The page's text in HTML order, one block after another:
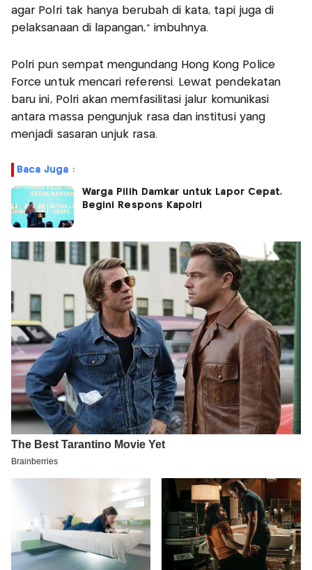
agar Polri tak hanya berubah di kata, tapi juga di
pelaksanaan di lapangan," imbuhnya.
Polri pun sempat mengundang Hong Kong Police
Force untuk mencari referensi. Lewat pendekatan
baru ini, Polri akan memfasilitasi jalur komunikasi
antara massa pengunjuk rasa dan institusi yang
menjadi sasaran unjuk rasa.
Baca Juga :
Warga Pilih Damkar untuk Lapor Cepat,
Begini Respons Kapolri